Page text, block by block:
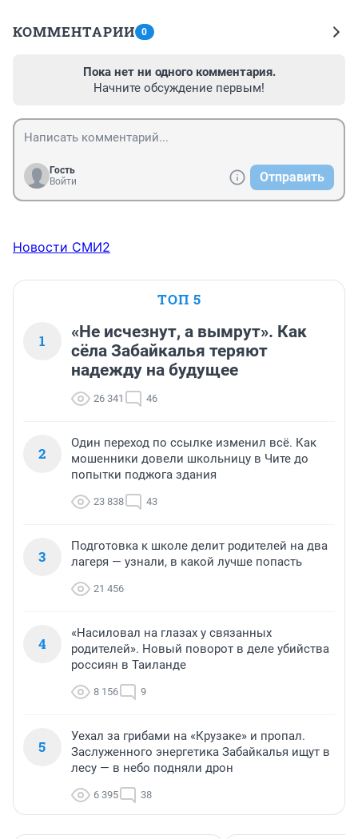
КОММЕНТАРИИ 0
Пока нет ни одного комментария.
Начните обсуждение первым!
Гость
Войти
Отправить
Новости СМИ2
ТОП 5
1
«Не исчезнут, а вымрут». Как
сёла Забайкалья теряют
надежду на будущее
26 341 46
2
Один переход по ссылке изменил всё. Как
мошенники довели школьницу в Чите до
попытки поджога здания
23 838 43
3
Подготовка к школе делит родителей на два
лагеря — узнали, в какой лучше попасть
21 456
4
«Насиловал на глазах у связанных
родителей». Новый поворот в деле убийства
россиян в Таиланде
8 156 9
5
Уехал за грибами на «Крузаке» и пропал.
Заслуженного энергетика Забайкалья ищут в
лесу — в небо подняли дрон
6 395 38